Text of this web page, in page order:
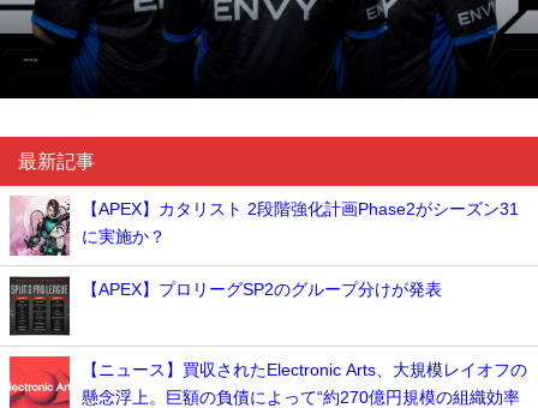
最新記事
【APEX】カタリスト 2段階強化計画Phase2がシーズン31
に実施か？
【APEX】プロリーグSP2のグループ分けが発表
【ニュース】買収されたElectronic Arts、大規模レイオフの
懸念浮上。巨額の負債によって“約270億円規模の組織効率